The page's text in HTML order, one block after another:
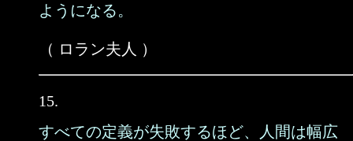
ようになる。
（ ロラン夫人 ）
15.
すべての定義が失敗するほど、人間は幅広